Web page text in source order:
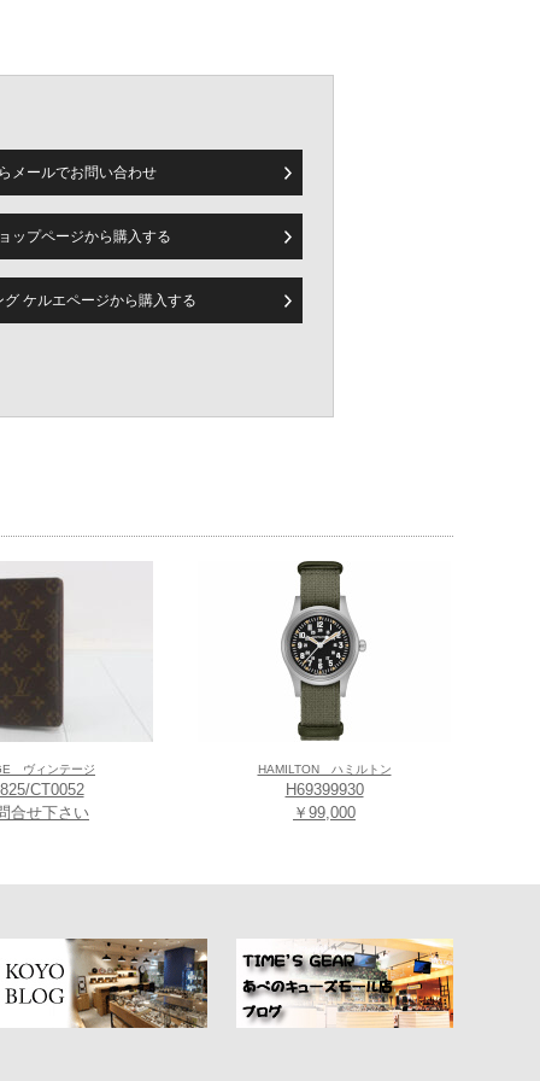
メールでお問い合わせ
ップページから購入する
ケルエページから購入する
ヴィンテージ
CT0052
合せ下さい
HAMILTON ハミルトン
H69399930
￥99,000